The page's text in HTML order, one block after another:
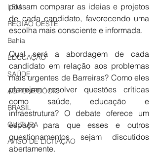
LEM
REGIÃO OESTE
Bahia
EDUCAÇÃO
SAÚDE
AGRONEGÓCIO
BRASIL
CULTURA
AVISO DE LICITAÇÃO
possam comparar as ideias e projetos
de cada candidato, favorecendo uma
escolha mais consciente e informada.
Qual será a abordagem de cada
candidato em relação aos problemas
mais urgentes de Barreiras? Como eles
planejam resolver questões críticas
como saúde, educação e
infraestrutura? O debate oferece um
espaço para que esses e outros
questionamentos sejam discutidos
abertamente.